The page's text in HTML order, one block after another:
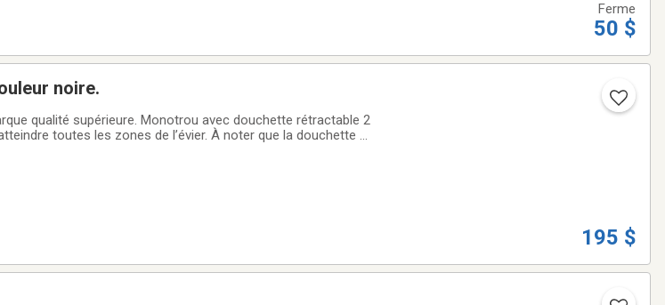
Ferme
50 $
noire.
qualité supérieure. Monotrou avec douchette rétractable 2
toutes les zones de l’évier. À noter que la douchette ne
195 $